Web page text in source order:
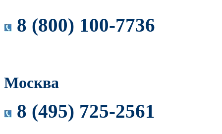
8 (800) 100-7736
Москва
8 (495) 725-2561